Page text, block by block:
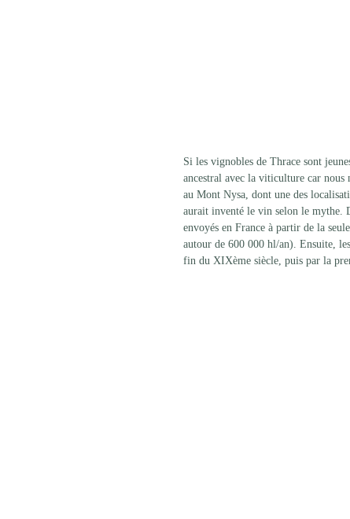
Si les vignobles de Thrace sont
ancestral avec la viticulture car
au Mont Nysa, dont une des
aurait inventé le vin selon le mythe.
envoyés en France à partir de la
autour de 600 000 hl/an). Ensuite,
fin du XIXème siècle, puis par la